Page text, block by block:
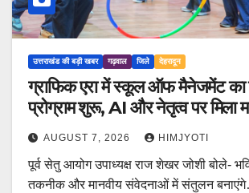
उत्तराखंड की बड़ी खबर गढ़वाल जिले देहरादून
ग्राफिक एरा में स्कूल ऑफ मैनेजमेंट
प्रोग्राम शुरू, AI और नेतृत्व पर मिला
AUGUST 7, 2026 HIMJYOTI
पूर्व सेतु आयोग उपाध्यक्ष राज शेखर जोशी बोले-
तकनीक और मानवीय संवेदनाओं में संतुलन